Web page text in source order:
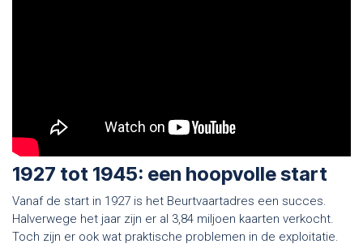
1927 tot 1945: een hoopvolle start
Vanaf de start in 1927 is het Beurtvaartadres een succes.
Halverwege het jaar zijn er al 3,84 miljoen kaarten verkocht.
Toch zijn er ook wat praktische problemen in de exploitatie.